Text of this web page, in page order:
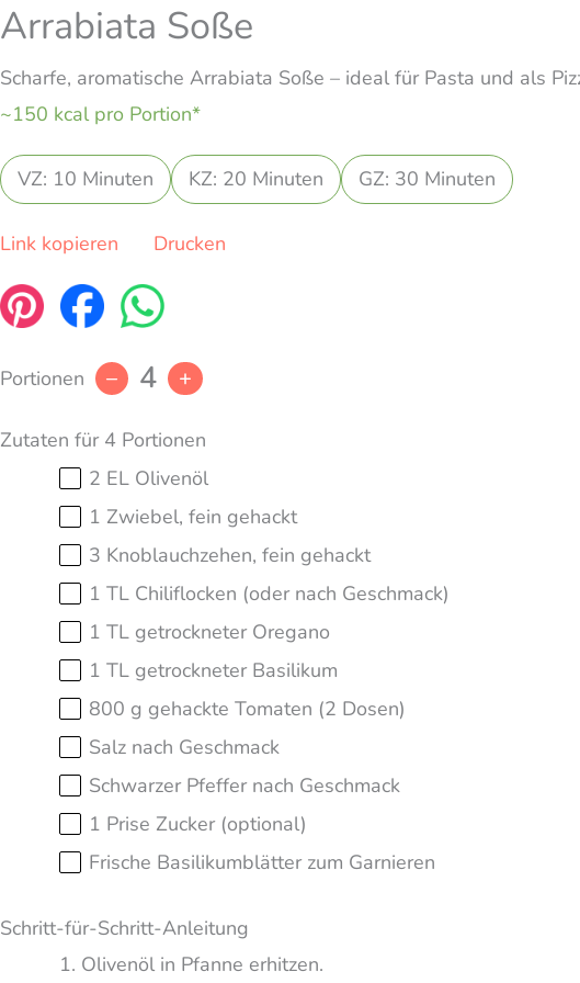
Arrabiata Soße
Scharfe, aromatische Arrabiata Soße – ideal für Pasta und als
~150 kcal pro Portion*
VZ: 10 Minuten KZ: 20 Minuten GZ: 30 Minuten
Link kopieren Drucken
Portionen – 4 +
Zutaten für 4 Portionen
2 EL Olivenöl
1 Zwiebel, fein gehackt
3 Knoblauchzehen, fein gehackt
1 TL Chiliflocken (oder nach Geschmack)
1 TL getrockneter Oregano
1 TL getrockneter Basilikum
800 g gehackte Tomaten (2 Dosen)
Salz nach Geschmack
Schwarzer Pfeffer nach Geschmack
1 Prise Zucker (optional)
Frische Basilikumblätter zum Garnieren
Schritt-für-Schritt-Anleitung
Olivenöl in Pfanne erhitzen.